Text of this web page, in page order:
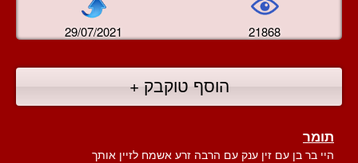
29/07/2021 21868
הוסף טוקבק +
תומר
היי בר בן עם זין ענק עם הרבה זרע אשמח לזיין אותך